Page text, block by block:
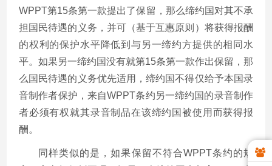
WPPT第15条第一款提出了保留，那么缔约国对其不承
担国民待遇的义务，并可（基于互惠原则）将获得报酬
的权利的保护水平降低到与另一缔约方提供的相同水
平。如果另一缔约国没有就第15条第一款作出保留，那
么国民待遇的义务优先适用，缔约国不得仅给予本国录
音制作者保护，来自WPPT条约另一缔约国的录音制作
者必须有权就其录音制品在该缔约国被使用而获得报
酬。
同样类似的是，如果保留不符合WPPT条约的规